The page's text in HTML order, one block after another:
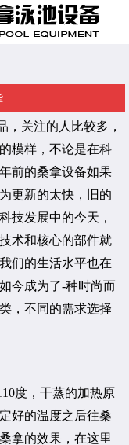
，关注的人比较多，
模样，不论是在科
前的桑拿设备如果
更新的太快，旧的
技发展中的今天，
术和核心的部件就
们的生活水平也在
今成为了-种时尚而
，不同的需求选择
度，干蒸的加热原
好的温度之后往桑
拿的效果，在这里